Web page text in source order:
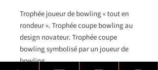
Trophée joueur de bowling « tout en
rondeur ». Trophée coupe bowling au
design novateur. Trophée coupe
bowling symbolisé par un joueur de
bowling.